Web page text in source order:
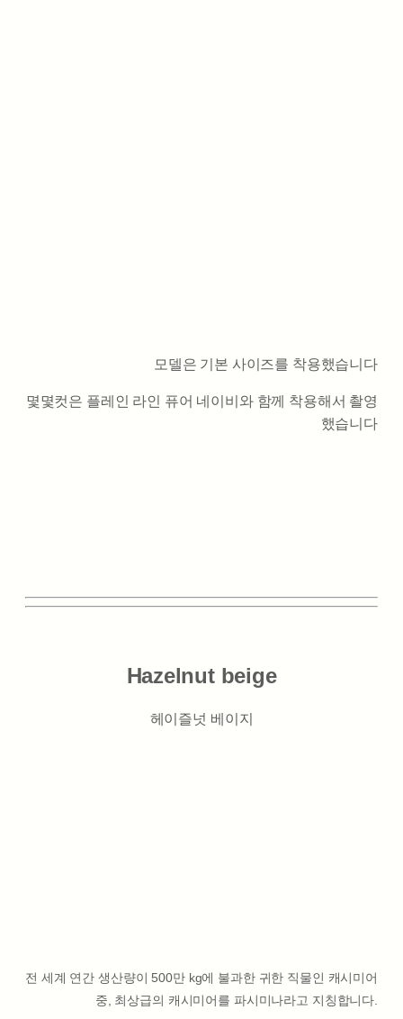
모델은 기본 사이즈를 착용했습니다
몇몇컷은 플레인 라인 퓨어 네이비와 함께 착용해서 촬영
했습니다
Hazelnut beige
헤이즐넛 베이지
전 세계 연간 생산량이 500만 kg에 불과한 귀한 직물인 캐시미어
중, 최상급의 캐시미어를 파시미나라고 지칭합니다.